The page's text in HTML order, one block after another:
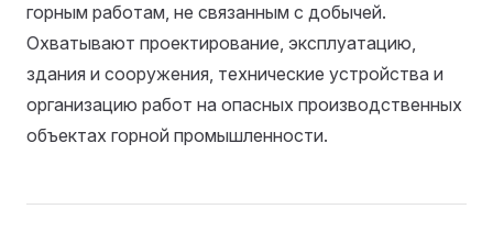
горным работам, не связанным с добычей.
Охватывают проектирование, эксплуатацию,
здания и сооружения, технические устройства и
организацию работ на опасных производственных
объектах горной промышленности.